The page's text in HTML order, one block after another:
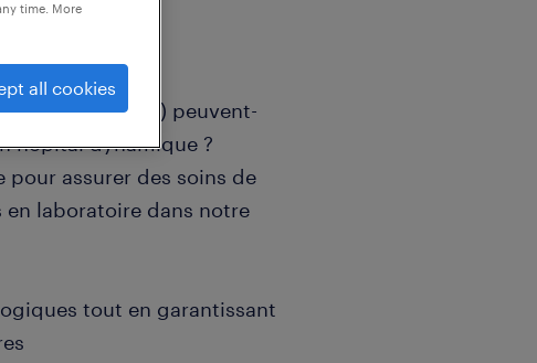
qu'Infirmier(e) peuvent-
hôpital dynamique ?
pour assurer des soins de
laboratoire dans notre
tout en garantissant
time. More
all cookies